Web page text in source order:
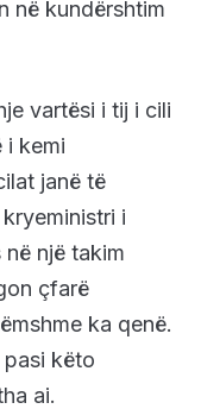
në kundërshtim
vartësi i tij i cili
i kemi
janë të
i
një takim
çfarë
ka qenë.
këto
ai.